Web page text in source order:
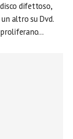
difettoso,
altro su Dvd.